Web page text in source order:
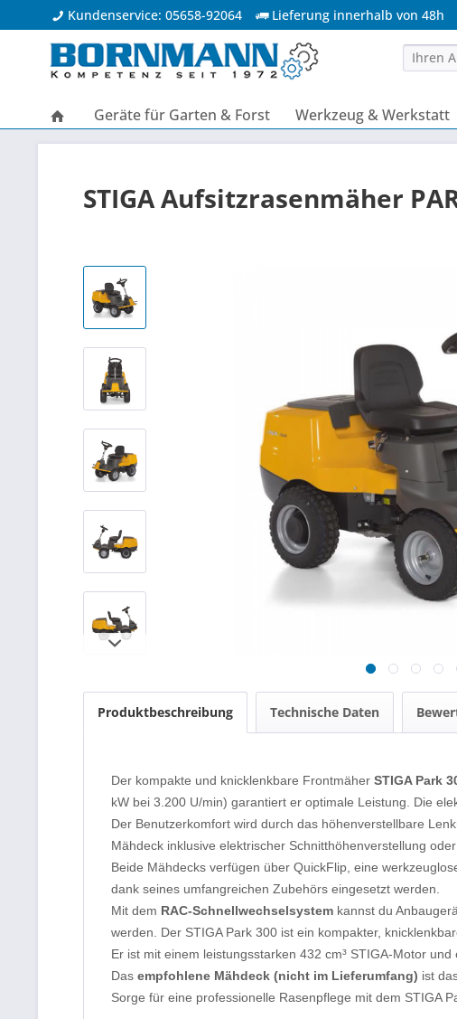
Kundenservice: 05658-92064 Lieferung innerhalb von 48h
Geräte für Garten & Forst Werkzeug & Werkstatt
STIGA Aufsitzrasenmäher
Produktbeschreibung Technische Daten
Der kompakte und knicklenkbare Frontmäher STIGA Park
kW bei 3.200 U/min) garantiert er optimale Leistung. Die
Der Benutzerkomfort wird durch das höhenverstellbare
Mähdeck inklusive elektrischer Schnitthöhenverstellung
Beide Mähdecks verfügen über QuickFlip, eine
dank seines umfangreichen Zubehörs eingesetzt werden.
Mit dem RAC-Schnellwechselsystem kannst du
werden. Der STIGA Park 300 ist ein kompakter,
Er ist mit einem leistungsstarken 432 cm³ STIGA-Motor
Das empfohlene Mähdeck (nicht im Lieferumfang) ist
Sorge für eine professionelle Rasenpflege mit dem STIGA